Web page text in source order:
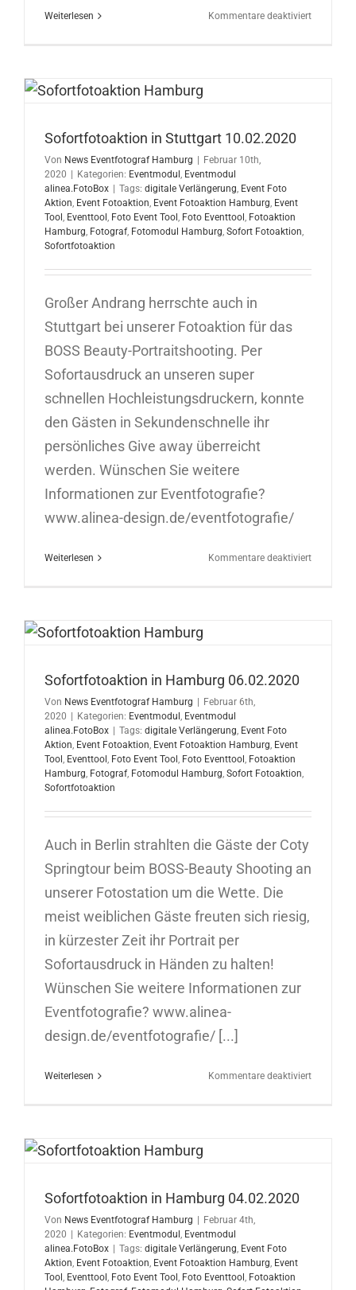
Weiterlesen Kommentare deaktiviertfür
Sofortfotoaktion in Stuttgart 10.02.2020
Von News Eventfotograf Hamburg
Februar 10th,
2020
Kategorien: Eventmodul , Eventmodul
alinea.FotoBox
Tags: digitale Verlängerung, Event Foto
Aktion, Event Fotoaktion, Event Fotoaktion Hamburg, Event
Tool , Eventtool , Foto Event Tool , Foto Eventtool , Fotoaktion
Hamburg, Fotograf, Fotomodul Hamburg, Sofort Fotoaktion,
Sofortfotoaktion
Großer Andrang herrschte auch in
Stuttgart bei unserer Fotoaktion für das
BOSS Beauty-Portraitshooting. Per
Sofortausdruck an unseren super
schnellen Hochleistungsdruckern, konnte
den Gästen in Sekundenschnelle ihr
persönliches Give away überreicht
werden. Wünschen Sie weitere
Informationen zur Eventfotografie?
www.alinea-design.de/eventfotografie/
Weiterlesen Kommentare deaktiviertfür
Sofortfotoaktion in Hamburg 06.02.2020
Von News Eventfotograf Hamburg
Februar 6th,
2020
Kategorien: Eventmodul , Eventmodul
alinea.FotoBox
Tags: digitale Verlängerung, Event Foto
Aktion, Event Fotoaktion, Event Fotoaktion Hamburg, Event
Tool , Eventtool , Foto Event Tool , Foto Eventtool , Fotoaktion
Hamburg, Fotograf, Fotomodul Hamburg, Sofort Fotoaktion,
Sofortfotoaktion
Auch in Berlin strahlten die Gäste der Coty
Springtour beim BOSS-Beauty Shooting an
unserer Fotostation um die Wette. Die
meist weiblichen Gäste freuten sich riesig,
in kürzester Zeit ihr Portrait per
Sofortausdruck in Händen zu halten!
Wünschen Sie weitere Informationen zur
Eventfotografie? www.alinea-
design.de/eventfotografie/ [...]
Weiterlesen Kommentare deaktiviertfür
Sofortfotoaktion in Hamburg 04.02.2020
Von News Eventfotograf Hamburg
Februar 4th,
2020
Kategorien: Eventmodul , Eventmodul
alinea.FotoBox
Tags: digitale Verlängerung, Event Foto
Aktion, Event Fotoaktion, Event Fotoaktion Hamburg, Event
Tool , Eventtool , Foto Event Tool , Foto Eventtool , Fotoaktion